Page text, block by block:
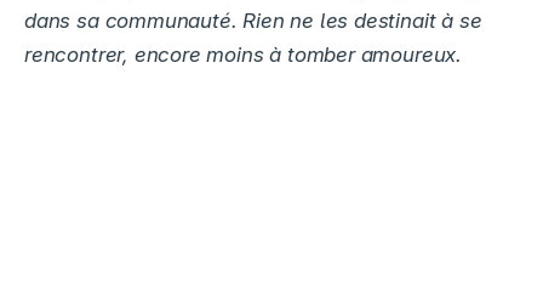
dans sa communauté. Rien ne les destinait à se
rencontrer, encore moins à tomber amoureux.